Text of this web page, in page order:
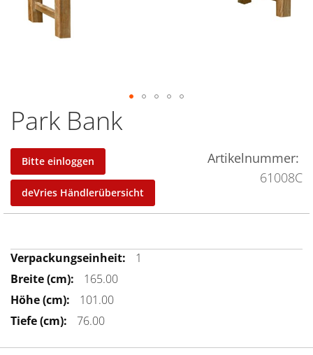
Park Bank
Bitte einloggen
deVries Händlerübersicht
Artikelnummer
61008C
Mehr
Informationen
1
165.00
101.00
76.00
Zum
Anfang
der
Bildergalerie
springen